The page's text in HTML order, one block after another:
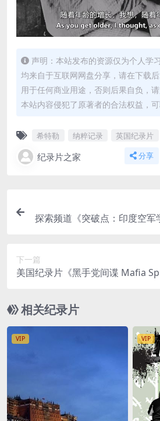
声明：本站发布的资源仅为个人学
均来自于互联网网盘分享，请在下载
用于任何商业用途，否则后果自负，
本站内容侵犯了原著者的合法权益，可
希特勒 纳粹记录 英国纪录片
纪录片之家 分享
探索频道《突破点：印度空军
下一篇
美国纪录片《黑手党间谍 Mafia
黑手党间谍
相关纪录片
VIP VIP